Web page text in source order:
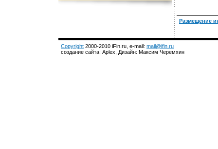
Размещение
Copyright 2000-2010 iFin.ru, e-mail: mail@ifin.ru
создание сайта: Aplex, Дизайн: Максим Черемхин